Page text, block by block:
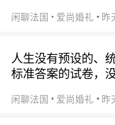
闲聊法国 爱尚婚礼 昨
人生没有预设的、
标准答案的试卷，
闲聊法国 爱尚婚礼 昨